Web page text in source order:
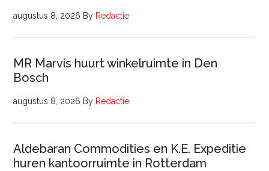
augustus 8, 2026 By Redactie
MR Marvis huurt winkelruimte in Den
Bosch
augustus 8, 2026 By Redactie
Aldebaran Commodities en K.E. Expeditie
huren kantoorruimte in Rotterdam